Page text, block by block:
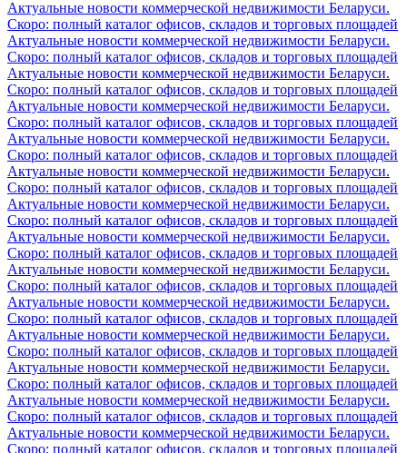
Актуальные новости коммерческой недвижимости Беларуси.
Скоро: полный каталог офисов, складов и торговых площадей
Актуальные новости коммерческой недвижимости Беларуси.
Скоро: полный каталог офисов, складов и торговых площадей
Актуальные новости коммерческой недвижимости Беларуси.
Скоро: полный каталог офисов, складов и торговых площадей
Актуальные новости коммерческой недвижимости Беларуси.
Скоро: полный каталог офисов, складов и торговых площадей
Актуальные новости коммерческой недвижимости Беларуси.
Скоро: полный каталог офисов, складов и торговых площадей
Актуальные новости коммерческой недвижимости Беларуси.
Скоро: полный каталог офисов, складов и торговых площадей
Актуальные новости коммерческой недвижимости Беларуси.
Скоро: полный каталог офисов, складов и торговых площадей
Актуальные новости коммерческой недвижимости Беларуси.
Скоро: полный каталог офисов, складов и торговых площадей
Актуальные новости коммерческой недвижимости Беларуси.
Скоро: полный каталог офисов, складов и торговых площадей
Актуальные новости коммерческой недвижимости Беларуси.
Скоро: полный каталог офисов, складов и торговых площадей
Актуальные новости коммерческой недвижимости Беларуси.
Скоро: полный каталог офисов, складов и торговых площадей
Актуальные новости коммерческой недвижимости Беларуси.
Скоро: полный каталог офисов, складов и торговых площадей
Актуальные новости коммерческой недвижимости Беларуси.
Скоро: полный каталог офисов, складов и торговых площадей
Актуальные новости коммерческой недвижимости Беларуси.
Скоро: полный каталог офисов, складов и торговых площадей